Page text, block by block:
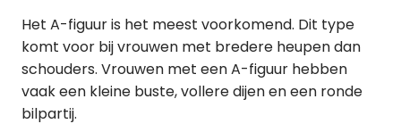
Het A-figuur is het meest voorkomend. Dit type
komt voor bij vrouwen met bredere heupen dan
schouders. Vrouwen met een A-figuur hebben
vaak een kleine buste, vollere dijen en een ronde
bilpartij.